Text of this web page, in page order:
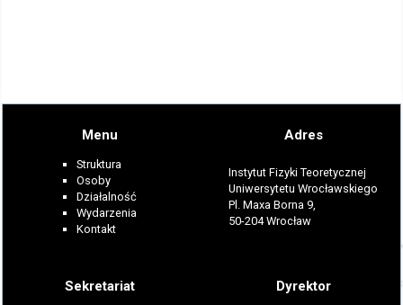
Menu
Struktura
Osoby
Działalność
Wydarzenia
Kontakt
Adres
Instytut Fizyki Teoretycznej
Uniwersytetu Wrocławskiego
Pl. Maxa Borna 9,
50-204 Wrocław
Sekretariat Dyrektor